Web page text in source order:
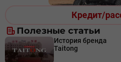
Кредит/
Полезные статьи
История бренда
Taitong